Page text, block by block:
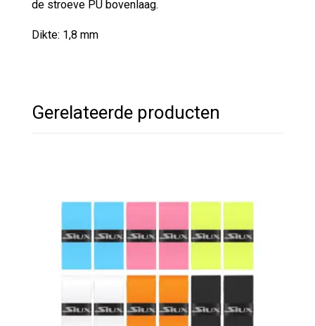
de stroeve PU bovenlaag.
Dikte: 1,8 mm
Gerelateerde producten